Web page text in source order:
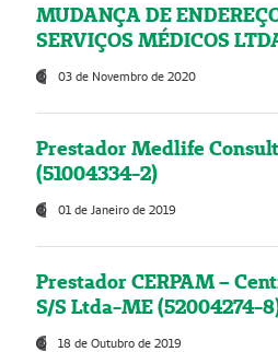
MUDANÇA DE
SERVIÇOS MÉDICOS
03 de Novembro de 2020
Prestador Medlife
(51004334-2)
01 de Janeiro de 2019
Prestador CERPAM –
S/S Ltda-ME (52004274-
18 de Outubro de 2019